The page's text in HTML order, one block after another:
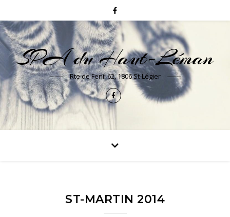
SPA du Haut-Léman
Rte de Fenil 62, 1806 St-Légier
ST-MARTIN 2014